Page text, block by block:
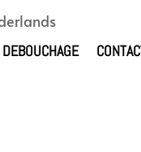
DEBOUCHAGE